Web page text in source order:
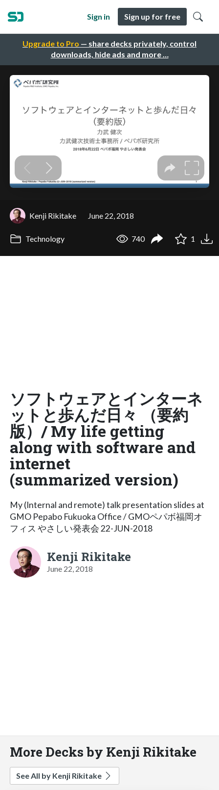
Upgrade to Pro — share decks privately, control
downloads, hide ads and more …
Sign in Sign up for free
Kenji Rikitake June 22, 2018
Technology 740 1
ソフトウェアとインターネ
ットと歩んだ日々 （要約
版）/ My life getting
along with software and
internet
(summarized version)
My (Internal and remote) talk presentation slides at
GMO Pepabo Fukuoka Office / GMOペパボ福岡オ
フィス やさしい発表会 22-JUN-2018
Kenji Rikitake
June 22, 2018
More Decks by Kenji Rikitake
See All by Kenji Rikitake